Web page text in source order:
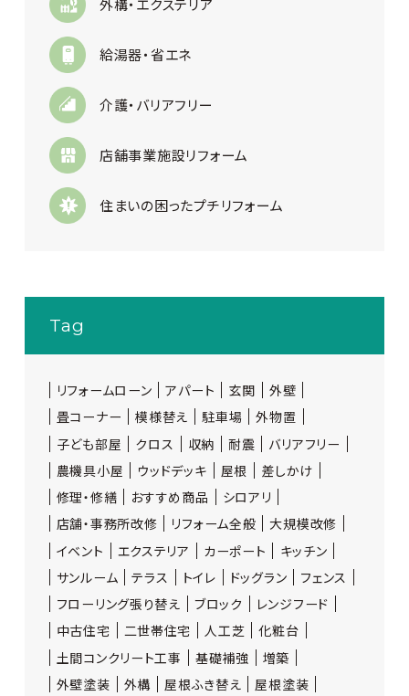
外構・エクステリア
給湯器・省エネ
介護・バリアフリー
店舗事業施設リフォーム
住まいの困ったプチリフォーム
Tag
リフォームローン アパート 玄関
外壁
畳コーナー
模様替え 駐車場
外物置
子ども部屋
クロス 収納 耐震
バリアフリー
農機具小屋
ウッドデッキ 屋根
差しかけ
修理・修繕
おすすめ商品
シロアリ
店舗・事務所改修
リフォーム全般
大規模改修
イベント
エクステリア カーポート
キッチン
サンルーム
テラス トイレ ドッグラン
フェンス
フローリング張り替え
ブロック
レンジフード
中古住宅
二世帯住宅 人工芝
化粧台
土間コンクリート工事
基礎補強
増築
外壁塗装
外構 屋根ふき替え
屋根塗装